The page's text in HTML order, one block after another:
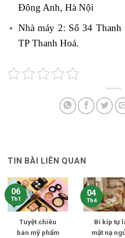
Đông Anh, Hà Nội
Nhà máy 2: Số 34 Thanh
TP Thanh Hoá.
TIN BÀI LIÊN QUAN
Tuyệt chiêu
bán mỹ phẩm
06
Th1
Bí kíp tự
mặt nạ
04
Th4